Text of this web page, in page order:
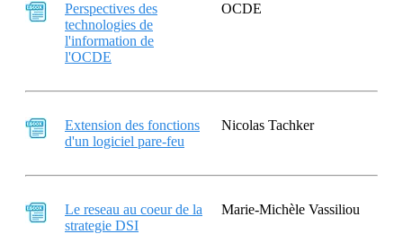
Perspectives des
technologies de
l'information de
l'OCDE
OCDE
Extension des fonctions
d'un logiciel pare-feu
Nicolas Tachker
Le reseau au coeur de la
strategie DSI
Marie-Michèle Vassiliou